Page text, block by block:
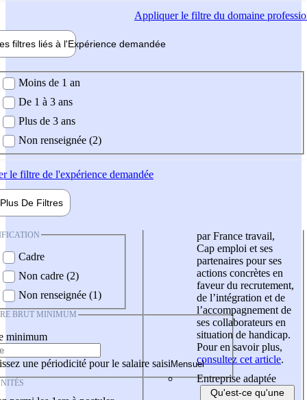
Appliquerle filtre du domaine
filtres liés à l'Expérience demandée
demandée
Moins de 1 an
De 1 à 3 ans
Plus de 3 ans
Non renseignée (2)
le filtre de l'expérience demandée
Plus De Filtres
Cadre
Non cadre (2)
Non renseignée (1)
BRUT MINIMUM
minimum
une périodicité pour le salaire saisi
par France travail,
Cap emploi et ses
partenaires pour ses
actions concrètes en
faveur du recrutement,
de l’intégration et de
l’accompagnement de
ses collaborateurs en
situation de handicap.
Pour en savoir plus,
consultez cet article.
Entreprise adaptée
Qu'est-ce qu'une